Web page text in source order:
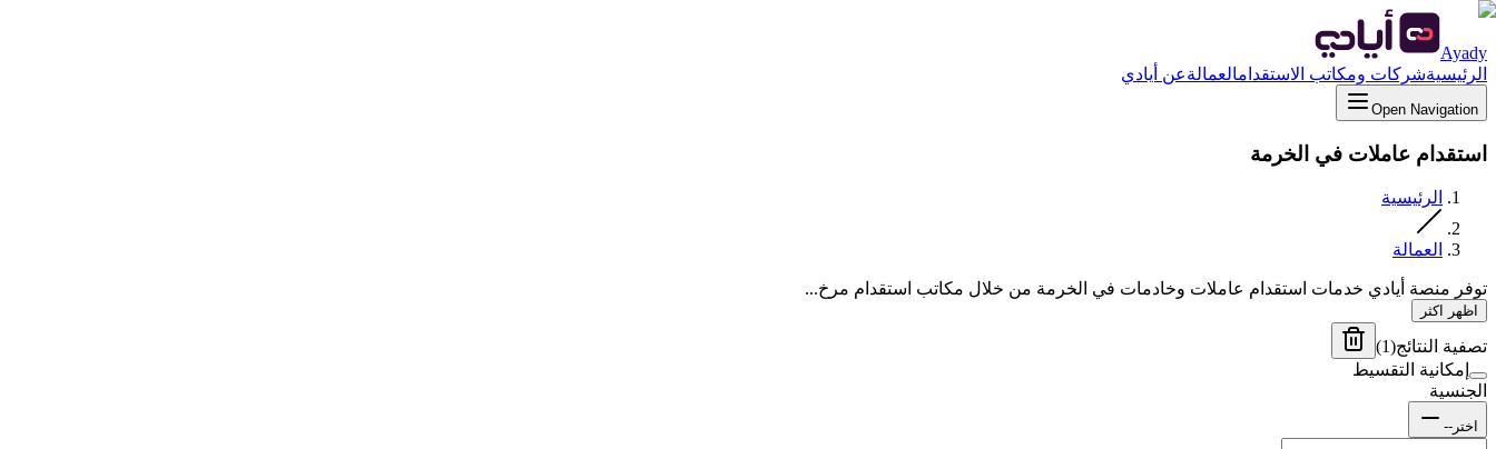
Ayady
الرئيسيةشركات ومكاتب الاستقدامالعمالةعن أيادي
Open Navigation
استقدام عاملات في الخرمة
الرئيسية
العمالة
توفر منصة أيادي خدمات استقدام عاملات وخادمات في الخرمة من خلال مكاتب استقدام مرخ...
اظهر اكثر
تصفية النتائج(
1
)
إمكانية التقسيط
الجنسية
اختر--